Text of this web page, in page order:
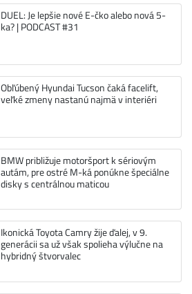
DUEL: Je lepšie nové E-čko alebo nová 5-
ka? | PODCAST #31
Obľúbený Hyundai Tucson čaká facelift,
veľké zmeny nastanú najmä v interiéri
BMW približuje motoršport k sériovým
autám, pre ostré M-ká ponúkne špeciálne
disky s centrálnou maticou
Ikonická Toyota Camry žije ďalej, v 9.
generácii sa už však spolieha výlučne na
hybridný štvorvalec